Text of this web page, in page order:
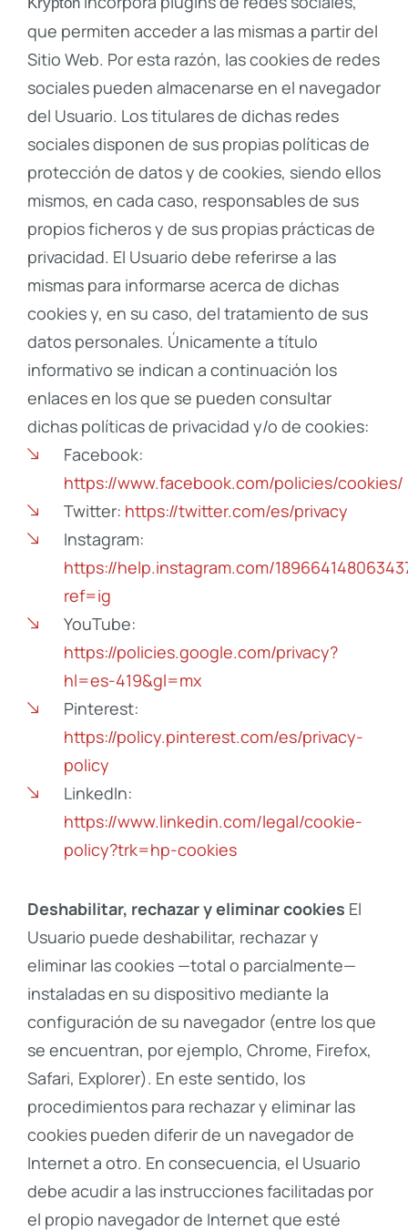
que permiten acceder a las mismas a partir del
Sitio Web. Por esta razón, las cookies de redes
sociales pueden almacenarse en el navegador
del Usuario. Los titulares de dichas redes
sociales disponen de sus propias políticas de
protección de datos y de cookies, siendo ellos
mismos, en cada caso, responsables de sus
propios ficheros y de sus propias prácticas de
privacidad. El Usuario debe referirse a las
mismas para informarse acerca de dichas
cookies y, en su caso, del tratamiento de sus
datos personales. Únicamente a título
informativo se indican a continuación los
enlaces en los que se pueden consultar
dichas políticas de privacidad y/o de cookies:
Facebook:
https://www.facebook.com/policies/cookies/
Twitter: https://twitter.com/es/privacy
Instagram:
https://help.instagram.com/
ref=ig
YouTube:
https://policies.google.com/privacy?
hl=es-419&gl=mx
Pinterest:
https://policy.pinterest.com/es/privacy-
policy
LinkedIn:
https://www.linkedin.com/legal/cookie-
policy?trk=hp-cookies
Deshabilitar, rechazar y eliminar cookies El
Usuario puede deshabilitar, rechazar y
eliminar las cookies —total o parcialmente—
instaladas en su dispositivo mediante la
configuración de su navegador (entre los que
se encuentran, por ejemplo, Chrome, Firefox,
Safari, Explorer). En este sentido, los
procedimientos para rechazar y eliminar las
cookies pueden diferir de un navegador de
Internet a otro. En consecuencia, el Usuario
debe acudir a las instrucciones facilitadas por
el propio navegador de Internet que esté